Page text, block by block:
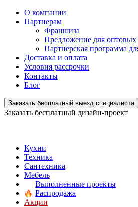
О компании
Партнерам
Франшиза
Предложение для оптовых
Партнерская программа
Доставка и оплата
Условия рассрочки
Контакты
Блог
Заказать бесплатный выезд специалиста
Заказать бесплатный дизайн-проект
Кухни
Техника
Сантехника
Мебель
Выполненные проекты
Распродажа
Акции